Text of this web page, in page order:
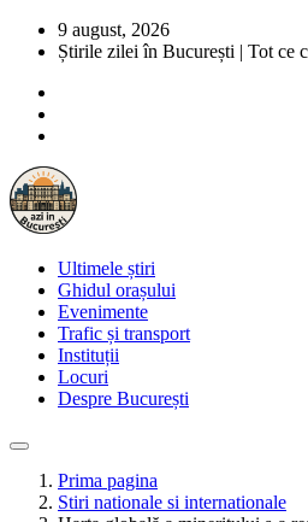
9 august, 2026
Știrile zilei în București | Tot ce
Ultimele știri
Ghidul orașului
Evenimente
Trafic și transport
Instituții
Locuri
Despre București
Prima pagina
Stiri nationale si internationale